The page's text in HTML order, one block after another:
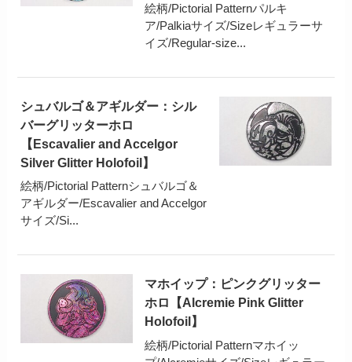
絵柄/Pictorial Patternパルキ
ア/Palkiaサイズ/Sizeレギュラーサ
イズ/Regular-size...
シュバルゴ＆アギルダー：シル
バーグリッターホロ
【Escavalier and Accelgor
Silver Glitter Holofoil】
絵柄/Pictorial Patternシュバルゴ＆
アギルダー/Escavalier and Accelgor
サイズ/Si...
マホイップ：ピンクグリッター
ホロ【Alcremie Pink Glitter
Holofoil】
絵柄/Pictorial Patternマホイッ